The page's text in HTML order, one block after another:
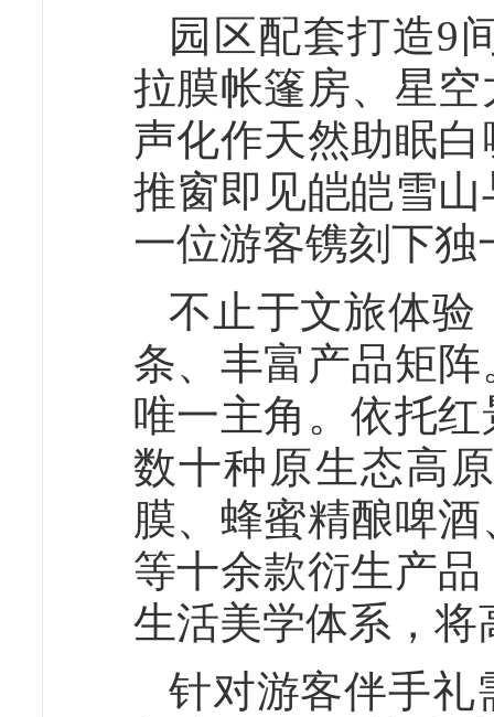
园区配套打造9
拉膜帐篷房、星
声化作天然助眠
推窗即见皑皑雪
一位游客镌刻下
不止于文旅体验
条、丰富产品矩
唯一主角。依托
数十种原生态高
膜、蜂蜜精酿啤
等十余款衍生产
生活美学体系，
针对游客伴手礼